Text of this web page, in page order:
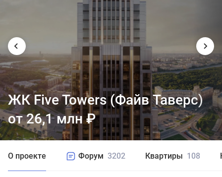
О проекте Форум 3202 Квартиры 108
ЖК Five Towers (Файв Таверс)
от 26,1 млн₽